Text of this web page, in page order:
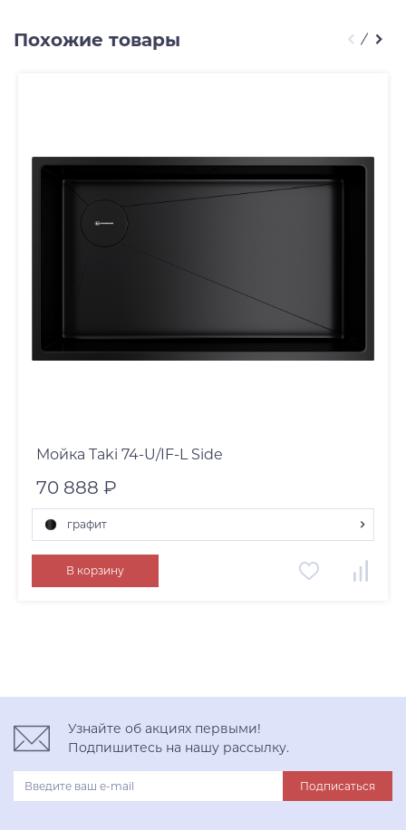
Похожие товары
Мойка Taki 74-U/IF-L Side
70 888 ₽
графит
графит
нержавеющая сталь
В корзину
Узнайте об акциях первыми!
Подпишитесь на нашу рассылку.
Подписаться